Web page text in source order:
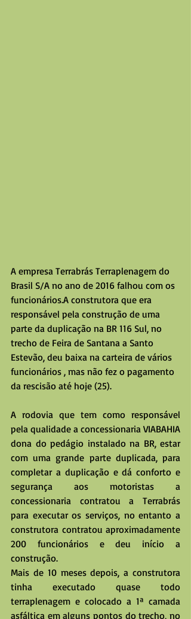
A empresa Terrabrás Terraplenagem do
Brasil S/A no ano de 2016 falhou com os
funcionários.A construtora que era
responsável pela construção de uma
parte da duplicação na BR 116 Sul, no
trecho de Feira de Santana a Santo
Estevão, deu baixa na carteira de vários
funcionários , mas não fez o pagamento
da rescisão até hoje (25).
A rodovia que tem como responsável
pela qualidade a concessionaria VIABAHIA
dona do pedágio instalado na BR, estar
com uma grande parte duplicada, para
completar a duplicação e dá conforto e
segurança aos motoristas a
concessionaria contratou a Terrabrás
para executar os serviços, no entanto a
construtora contratou aproximadamente
200 funcionários e deu início a
construção.
Mais de 10 meses depois, a construtora
tinha executado quase todo
terraplenagem e colocado a 1ª camada
asfáltica em alguns pontos do trecho, no